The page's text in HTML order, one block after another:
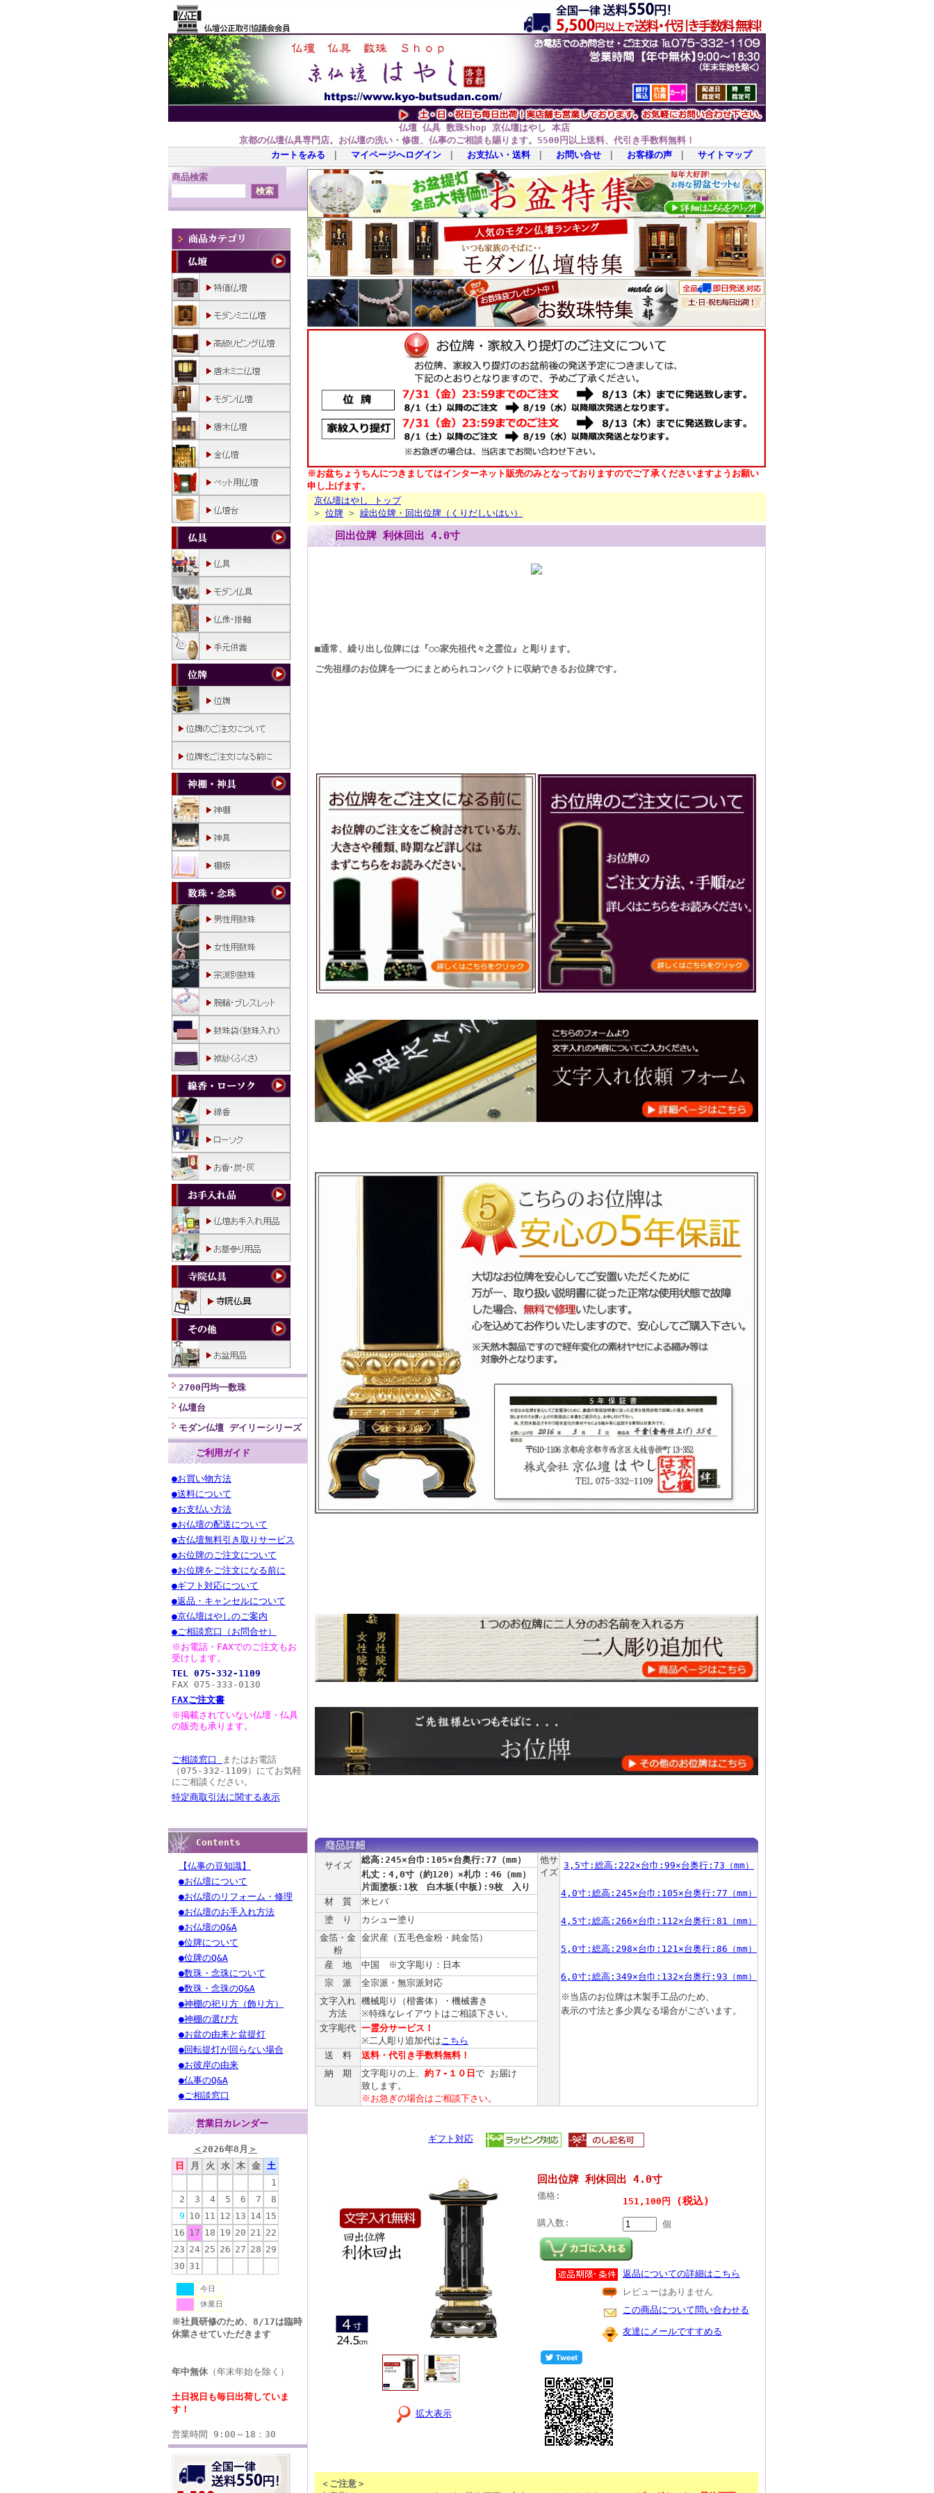
仏壇 仏具 数珠Shop 京仏壇はやし 本店
京都の仏壇仏具専門店。お仏壇の洗い・修復、仏事のご相談も賜ります。5500円以上送料、代引き手数料無料！
カートをみる｜ マイページへログイン｜ お支払い・送料｜ お問い合せ｜ お客様の声｜ サイトマップ
商品検索
2700円均一数珠
仏壇台
モダン仏壇 デイリーシリーズ
ご利用ガイド
●お買い物方法
●送料について
●お支払い方法
●お仏壇の配送について
●古仏壇無料引き取りサービス
●お位牌のご注文について
●お位牌をご注文になる前に
●ギフト対応について
●返品・キャンセルについて
●京仏壇はやしのご案内
●ご相談窓口（お問合せ）
※お電話・FAXでのご注文もお
受けします。
TEL 075-332-1109
FAX 075-333-0130
FAXご注文書
※掲載されていない仏壇・仏具
の販売も承ります。
ご相談窓口
またはお電話
（075-332-1109）にてお気軽
にご相談ください。
特定商取引法に関する表示
Contents
【仏事の豆知識】
●お仏壇について
●お仏壇のリフォーム・修理
●お仏壇のお手入れ方法
●お仏壇のQ&A
●位牌について
●位牌のQ&A
●数珠・念珠について
●数珠・念珠のQ&A
●神棚の祀り方（飾り方）
●神棚の選び方
●お盆の由来と盆提灯
●回転提灯が回らない場合
●お彼岸の由来
●仏事のQ&A
●ご相談窓口
営業日カレンダー
＜2026年8月 ＞
日
月 火 水 木 金
土
1
2
3 4 5 6 7
8
9 10 11 12 13 14 15
16 17 18 19 20 21 22
23 24 25 26 27 28 29
30 31
今日
休業日
※社員研修のため、8/17は臨時
休業させていただきます
年中無休 （年末年始を除く）
土日祝日も毎日出荷していま
す！
営業時間 9:00～18：30
※お盆ちょうちんにつきましてはインターネット販売のみとなっておりますのでご了承くださいますようお願い
申し上げます。
京仏壇はやし トップ
> 位牌 > 繰出位牌・回出位牌（くりだしいはい）
回出位牌 利休回出 4.0寸
■通常、繰り出し位牌には『○○家先祖代々之霊位』と彫ります。
ご先祖様のお位牌を一つにまとめられコンパクトに収納できるお位牌です。
サイズ
総高:245×台巾:105×台奥行:77（mm）
他サ
イズ
3,5寸:総高:222×台巾:99×台奥行:73（mm）
4,0寸:総高:245×台巾:105×台奥行:77（mm）
4,5寸:総高:266×台巾:112×台奥行:81（mm）
5,0寸:総高:298×台巾:121×台奥行:86（mm）
6,0寸:総高:349×台巾:132×台奥行:93（mm）
※当店のお位牌は木製手工品のため、
表示の寸法と多少異なる場合がございます。
札丈：4,0寸（約120）×札巾：46（mm）
片面塗板:1枚 白木板(中板):9枚 入り
材 質
米ヒバ
塗 り
カシュー塗り
金箔・金
粉
金沢産（五毛色金粉・純金箔）
産 地
中国 ※文字彫り：日本
宗 派
全宗派・無宗派対応
文字入れ
方法
機械彫り（楷書体）・機械書き
※特殊なレイアウトはご相談下さい。
文字彫代 一霊分サービス！
※二人彫り追加代は こちら
送 料
送料・代引き手数料無料！
納 期
文字彫りの上、 約７-１０日で お届け
致します。
※お急ぎの場合はご相談下さい。
ギフト対応
拡大表示
回出位牌 利休回出 4.0寸
価格:
151,100円 (税込)
購入数: 個
返品についての詳細はこちら
レビューはありません
この商品について問い合わせる
友達にメールですすめる
＜ご注意＞